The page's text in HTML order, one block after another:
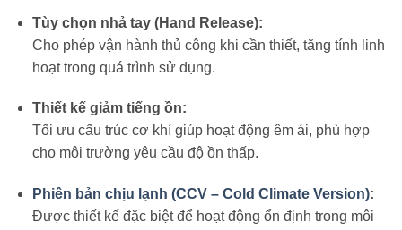
Tùy chọn nhả tay (Hand Release):
Cho phép vận hành thủ công khi cần thiết, tăng tính linh
hoạt trong quá trình sử dụng.
Thiết kế giảm tiếng ồn:
Tối ưu cấu trúc cơ khí giúp hoạt động êm ái, phù hợp
cho môi trường yêu cầu độ ồn thấp.
Phiên bản chịu lạnh (CCV – Cold Climate Version):
Được thiết kế đặc biệt để hoạt động ổn định trong môi